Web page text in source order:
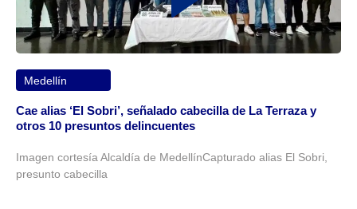
Medellín
Cae alias ‘El Sobri’, señalado cabecilla de La Terraza y
otros 10 presuntos delincuentes
Imagen cortesía Alcaldía de MedellínCapturado alias El Sobri,
presunto cabecilla